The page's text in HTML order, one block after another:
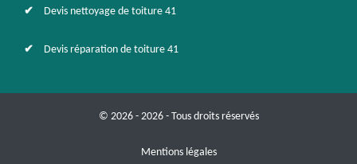
Devis nettoyage de toiture 41
Devis réparation de toiture 41
© 2026 - 2026 - Tous droits réservés
Mentions légales